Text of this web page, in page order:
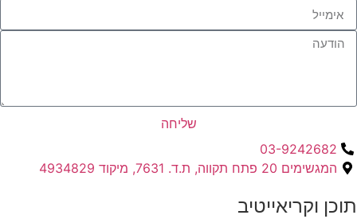
שליחה
03-9242682
המגשימים 20 פתח תקווה, ת.ד. 7631, מיקוד 4934829
תוכן וקריאייטיב ​